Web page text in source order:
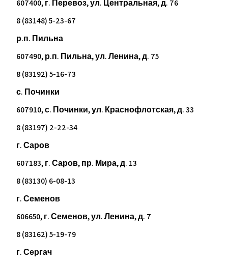
607400, г. Перевоз, ул. Центральная, д. 76
8 (83148) 5-23-67
р.п. Пильна
607490, р.п. Пильна, ул. Ленина, д. 75
8 (83192) 5-16-73
с. Починки
607910, с. Починки, ул. Краснофлотская, д. 33
8 (83197) 2-22-34
г. Саров
607183, г. Саров, пр. Мира, д. 13
8 (83130) 6-08-13
г. Семенов
606650, г. Семенов, ул. Ленина, д. 7
8 (83162) 5-19-79
г. Сергач